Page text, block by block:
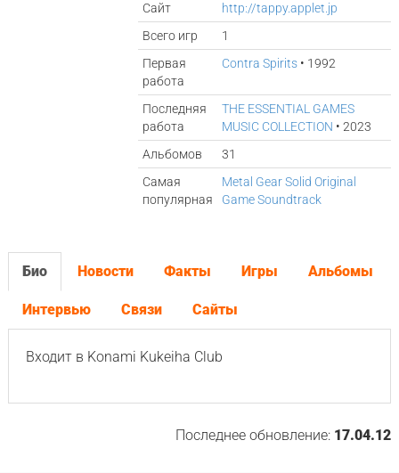
Сайт
http://tappy.applet.jp
Всего игр
1
Первая
работа
Contra Spirits • 1992
Последняя
работа
THE ESSENTIAL GAMES
MUSIC COLLECTION • 2023
Альбомов
31
Самая
популярная
Metal Gear Solid Original
Game Soundtrack
Био Новости Факты Игры Альбомы
Интервью Связи Сайты
Входит в Konami Kukeiha Club
Последнее обновление: 17.04.12